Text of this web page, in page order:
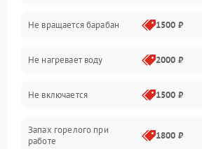
Слив
Программное обеспечение
Не вращается барабан 1500 ₽
Не нагревает воду 2000 ₽
Не включается 1500 ₽
Запах горелого при
работе
1800 ₽